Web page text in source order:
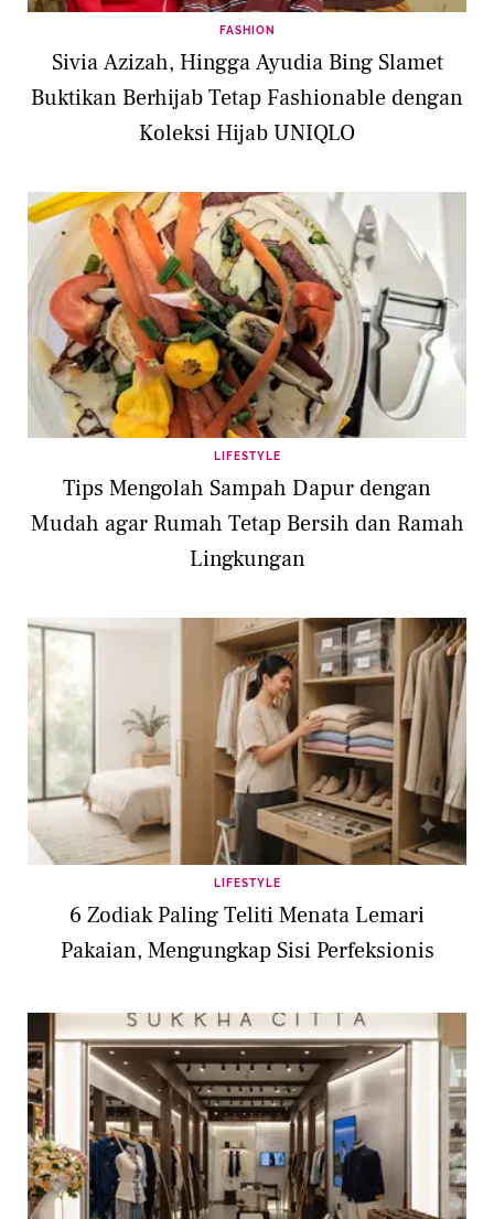
FASHION
Sivia Azizah, Hingga Ayudia Bing Slamet
Buktikan Berhijab Tetap Fashionable dengan
Koleksi Hijab UNIQLO
LIFESTYLE
Tips Mengolah Sampah Dapur dengan
Mudah agar Rumah Tetap Bersih dan Ramah
Lingkungan
LIFESTYLE
6 Zodiak Paling Teliti Menata Lemari
Pakaian, Mengungkap Sisi Perfeksionis